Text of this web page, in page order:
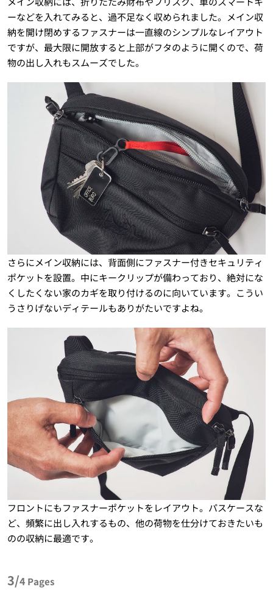
ーなどを入れてみると、過不足なく収められました。メイン収
納を開け閉めするファスナーは一直線のシンプルなレイアウト
ですが、最大限に開放すると上部がフタのように開くので、荷
物の出し入れもスムーズでした。
さらにメイン収納には、背面側にファスナー付きセキュリティ
ポケットを設置。中にキークリップが備わっており、絶対にな
くしたくない家のカギを取り付けるのに向いています。こうい
うさりげないディテールもありがたいですよね。
フロントにもファスナーポケットをレイアウト。パスケースな
ど、頻繁に出し入れするもの、他の荷物を仕分けておきたいも
のの収納に最適です。
3/4 Pages